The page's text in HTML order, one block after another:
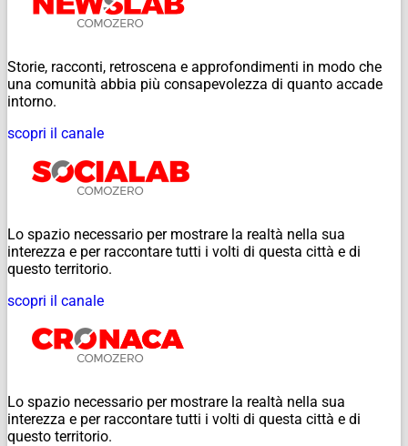
Storie, racconti, retroscena e approfondimenti in modo che
una comunità abbia più consapevolezza di quanto accade
intorno.
scopri il canale
Lo spazio necessario per mostrare la realtà nella sua
interezza e per raccontare tutti i volti di questa città e di
questo territorio.
scopri il canale
Lo spazio necessario per mostrare la realtà nella sua
interezza e per raccontare tutti i volti di questa città e di
questo territorio.